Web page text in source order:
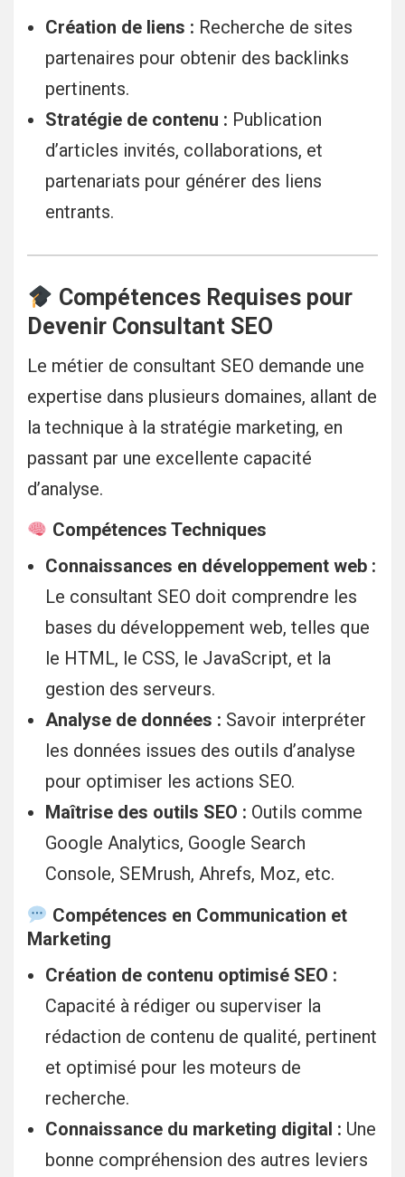
Création de liens : Recherche de sites
partenaires pour obtenir des backlinks
pertinents.
Stratégie de contenu : Publication
d’articles invités, collaborations, et
partenariats pour générer des liens
entrants.
Compétences Requises pour
Devenir Consultant SEO
Le métier de consultant SEO demande une
expertise dans plusieurs domaines, allant de
la technique à la stratégie marketing, en
passant par une excellente capacité
d’analyse.
Compétences Techniques
Connaissances en développement web :
Le consultant SEO doit comprendre les
bases du développement web, telles que
le HTML, le CSS, le JavaScript, et la
gestion des serveurs.
Analyse de données : Savoir interpréter
les données issues des outils d’analyse
pour optimiser les actions SEO.
Maîtrise des outils SEO : Outils comme
Google Analytics, Google Search
Console, SEMrush, Ahrefs, Moz, etc.
Compétences en Communication et
Marketing
Création de contenu optimisé SEO :
Capacité à rédiger ou superviser la
rédaction de contenu de qualité, pertinent
et optimisé pour les moteurs de
recherche.
Connaissance du marketing digital : Une
bonne compréhension des autres leviers